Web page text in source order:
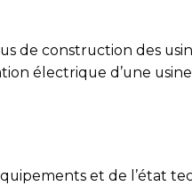
de construction des
électrique d’une
et de l’état